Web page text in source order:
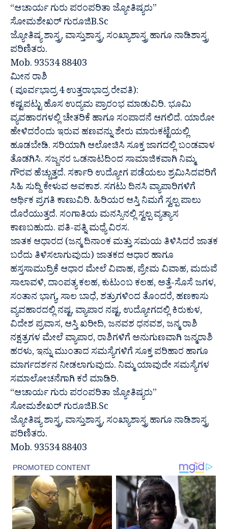
“ಆಚಾರ್ಯ ಗುರು ಪರಂಪರಿತಾ ಜ್ಯೋತಿಷ್ಯರು”
ಸೋಮಶೇಖರ್ ಗುರೂಜಿB.Sc
ಜ್ಯೋತಿಷ್ಯ ಶಾಸ್ತ್ರ, ವಾಸ್ತುಶಾಸ್ತ್ರ, ಸಂಖ್ಯಾಶಾಸ್ತ್ರ ಹಾಗೂ ನಾಡಿಶಾಸ್ತ್ರ
ಪರಿಣಿತರು.
Mob. 93534 88403
ಮೀನ ರಾಶಿ
( ಪೂರ್ವಭಾದ್ರ 4 ಉತ್ತರಾಭಾದ್ರ ರೇವತಿ):
ಕಷ್ಟಪಟ್ಟು ಹೊಸ ಉದ್ಯಮ ಪ್ರಾರಂಭ ಮಾಡುವಿರಿ. ಭೂಮಿ
ವ್ಯವಹಾರಗಳಲ್ಲಿ ಚೇತರಿಕೆ ಹಾಗೂ ಸಂಪಾದನೆ ಆಗಲಿದೆ. ಯಾರೋ
ಹೇಳಿದರೆಂದು ಇರುವ ಹಣವನ್ನು ಶೇರು ಮಾರುಕಟ್ಟೆಯಲ್ಲಿ
ಹೂಡಬೇಡಿ. ಸರಿಯಾಗಿ ಆಲೋಚಿಸಿ ಸೂಕ್ತ ಜಾಗದಲ್ಲಿ ಬಂಡವಾಳ
ತೊಡಗಿಸಿ. ಸಜ್ಜನರ ಒಡನಾಟದಿಂದ ಸಾಮಾಜಿಕವಾಗಿ ನಿಮ್ಮ
ಗೌರವ ಹೆಚ್ಚುತ್ತದೆ. ಸರ್ಕಾರಿ ಉದ್ಯೋಗ ಪಡೆಯಲು ಶ್ರಮಿಸಿದವರಿಗೆ
ಸಿಹಿ ಸುದ್ದಿ ಕೇಳುವ ಅವಕಾಶ. ಸಗಟು ದಿನಸಿ ವ್ಯಾಪಾರಿಗಳಿಗೆ
ಆರ್ಥಿಕ ಪ್ರಗತಿ ಕಾಣುವಿರಿ. ಹಿರಿಯರ ಆಸ್ತಿ ನಿಮಗೆ ಸ್ವಲ್ಪ ಪಾಲು
ದೊರೆಯುತ್ತದೆ. ಸಂಗಾತಿಯ ಮನಸ್ಸಿನಲ್ಲಿ ಸ್ವಲ್ಪ ವ್ಯತ್ಯಾಸ
ಕಾಣಬಹುದು. ಪತಿ-ಪತ್ನಿ ಮಧ್ಯೆ ವಿರಸ.
ಜಾತಕ ಆಧಾರದ (ಜನ್ಮ ದಿನಾಂಕ ಮತ್ತು ಸಮಯ ತಿಳಿಸಿದರೆ ಜಾತಕ
ಬರೆದು ತಿಳಿಸಲಾಗುವುದು) ಜಾತಕದ ಆಧಾರ ಹಾಗೂ
ಹಸ್ತಸಾಮುದ್ರಿಕೆ ಆಧಾರ ಮೇಲೆ ವಿವಾಹ, ಪ್ರೇಮ ವಿವಾಹ, ಮದುವೆ
ಸಾಲಾವಳಿ, ದಾಂಪತ್ಯ ಕಲಹ, ಕುಟುಂಬ ಕಲಹ, ಅತ್ತೆ-ಸೊಸೆ ಜಗಳ,
ಸಂತಾನ ಭಾಗ್ಯ, ಸಾಲ ಬಾಧೆ, ಶತ್ರುಗಳಿಂದ ತೊಂದರೆ, ಹಣಕಾಸು
ವ್ಯವಹಾರದಲ್ಲಿ ನಷ್ಟ, ವ್ಯಾಪಾರ ನಷ್ಟ, ಉದ್ಯೋಗದಲ್ಲಿ ಕಿರುಕುಳ,
ವಿದೇಶ ಪ್ರವಾಸ, ಆಸ್ತಿ ಖರೀದಿ, ಜನವಶ ಧನವಶ, ಜನ್ಮ ರಾಶಿ
ನಕ್ಷತ್ರಗಳ ಮೇಲೆ ವ್ಯಾಪಾರ, ರಾಶಿಗಳಿಗೆ ಅನುಗುಣವಾಗಿ ಜನ್ಮರಾಶಿ
ಹರಳು, ಇನ್ನು ಮುಂತಾದ ಸಮಸ್ಯೆಗಳಿಗೆ ಸೂಕ್ತ ಪರಿಹಾರ ಹಾಗೂ
ಮಾರ್ಗದರ್ಶನ ನೀಡಲಾಗುವುದು. ನಿಮ್ಮ ಯಾವುದೇ ಸಮಸ್ಯೆಗಳ
ಸಮಾಲೋಚನೆಗಾಗಿ ಕರೆ ಮಾಡಿರಿ.
“ಆಚಾರ್ಯ ಗುರು ಪರಂಪರಿತಾ ಜ್ಯೋತಿಷ್ಯರು”
ಸೋಮಶೇಖರ್ ಗುರೂಜಿB.Sc
ಜ್ಯೋತಿಷ್ಯ ಶಾಸ್ತ್ರ, ವಾಸ್ತುಶಾಸ್ತ್ರ, ಸಂಖ್ಯಾಶಾಸ್ತ್ರ ಹಾಗೂ ನಾಡಿಶಾಸ್ತ್ರ
ಪರಿಣಿತರು.
Mob. 93534 88403